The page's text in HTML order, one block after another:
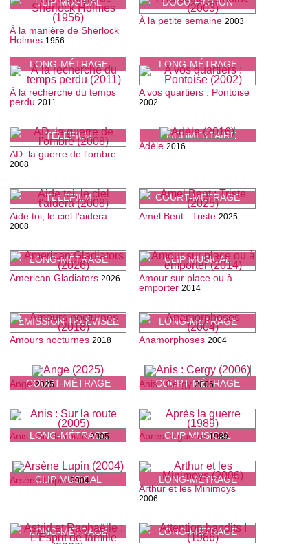
LONG-MÉTRAGE
À la manière de Sherlock
Holmes 1956
LONG-MÉTRAGE
À la petite semaine 2003
TÉLÉFILM
À la recherche du temps
perdu 2011
DOCUMENTAIRE
A vos quartiers : Pontoise
2002
TÉLÉFILM
AD. la guerre de l'ombre
2008
COURT-MÉTRAGE
Adèle 2016
LONG-MÉTRAGE
Aide toi, le ciel t'aidera
2008
CLIP MUSICAL
Amel Bent : Triste 2025
ÉMISSION TÉLÉVISÉE
American Gladiators 2026
LONG-MÉTRAGE
Amour sur place ou à
emporter 2014
COURT-MÉTRAGE
Amours nocturnes 2018
COURT-MÉTRAGE
Anamorphoses 2004
LONG-MÉTRAGE
Ange 2025
CLIP MUSICAL
Anis : Cergy 2006
CLIP MUSICAL
Anis : Sur la route 2005
LONG-MÉTRAGE
Après la guerre 1989
LONG-MÉTRAGE
Arsène Lupin 2004
LONG-MÉTRAGE
Arthur et les Minimoys
2006